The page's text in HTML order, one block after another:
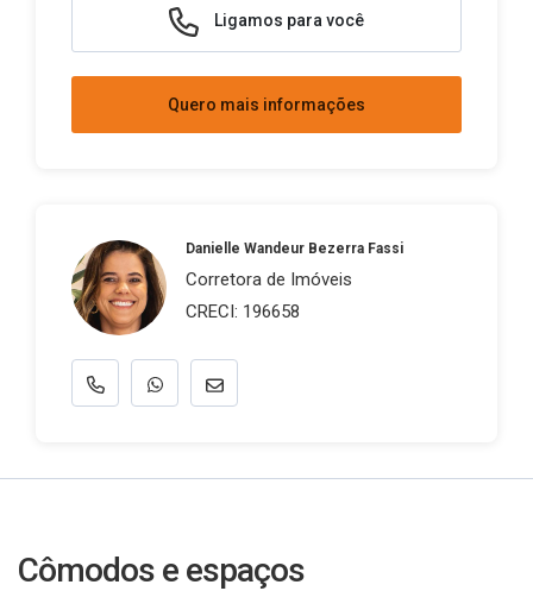
Ligamos para você
Quero mais informações
Danielle Wandeur Bezerra Fassi
Corretora de Imóveis
CRECI: 196658
Cômodos e espaços